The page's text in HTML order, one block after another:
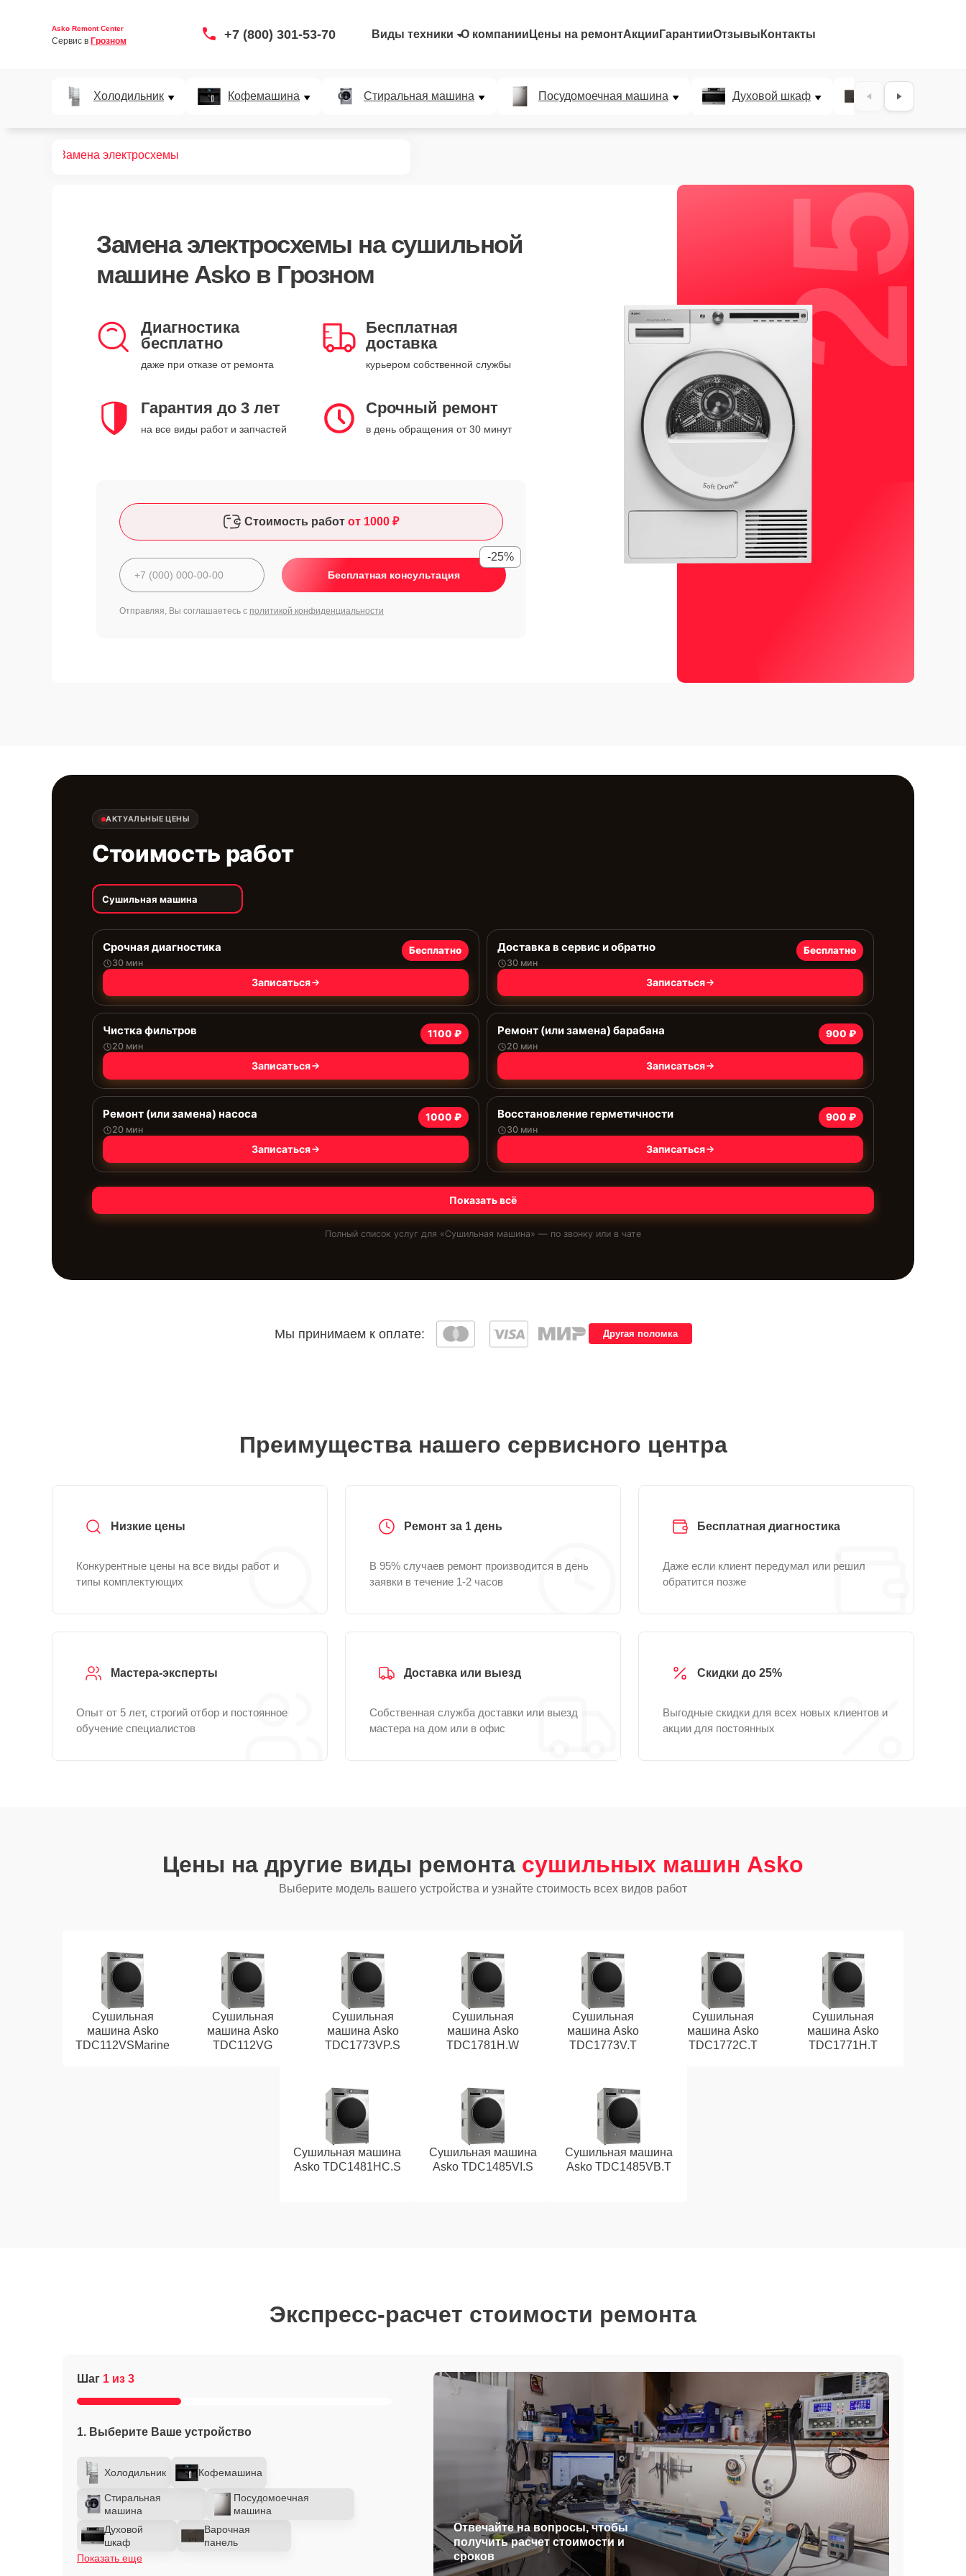
Asko Remont Center
Сервис в Грозном +7 (800) 301-53-70 Виды техники О компании Цены на ремонтАкции ГарантииОтзывы Контакты
Холодильник Кофемашина Стиральная машина Посудомоечная машина Духовой шкаф Варочная
Замена электросхемы
Замена электросхемы на сушильной
машине Asko в Грозном
Диагностика
бесплатно
даже при отказе от ремонта
Бесплатная
доставка
курьером собственной службы
Гарантия до 3 лет
на все виды работ и запчастей
Срочный ремонт
в день обращения от 30 минут
Стоимость работ от 1000 ₽
Бесплатная консультация
-25%
Отправляя, Вы соглашаетесь с политикой конфиденциальности
25%
АКТУАЛЬНЫЕ ЦЕНЫ
Стоимость работ
Сушильная машина
Срочная диагностика
30 мин
Бесплатно
Записаться
Доставка в сервис и обратно
30 мин
Бесплатно
Записаться
Чистка фильтров
20 мин
1100 ₽
Записаться
Ремонт (или замена) барабана
20 мин
900 ₽
Записаться
Ремонт (или замена) насоса
20 мин
1000 ₽
Записаться
Восстановление герметичности
30 мин
900 ₽
Записаться
Показать всё
Полный список услуг для «Сушильная машина» — по звонку или в чате
Мы принимаем к оплате: Другая поломка
Преимущества нашего сервисного центра
Низкие цены
Конкурентные цены на все виды работ и
типы комплектующих
Ремонт за 1 день
В 95% случаев ремонт производится в день
заявки в течение 1-2 часов
Бесплатная диагностика
Даже если клиент передумал или решил
обратится позже
Мастера-эксперты
Опыт от 5 лет, строгий отбор и постоянное
обучение специалистов
Доставка или выезд
Собственная служба доставки или выезд
мастера на дом или в офис
Скидки до 25%
Выгодные скидки для всех новых клиентов и
акции для постоянных
Цены на другие виды ремонта сушильных машин Asko
Выберите модель вашего устройства и узнайте стоимость всех видов работ
Сушильная
машина Asko
TDC112VSMarine
Сушильная
машина Asko
TDC112VG
Сушильная
машина Asko
TDC1773VP.S
Сушильная
машина Asko
TDC1781H.W
Сушильная
машина Asko
TDC1773V.T
Сушильная
машина Asko
TDC1772C.T
Сушильная
машина Asko
TDC1771H.T
Сушильная машина
Asko TDC1481HC.S
Сушильная машина
Asko TDC1485VI.S
Сушильная машина
Asko TDC1485VB.T
Экспресс-расчет стоимости ремонта
Шаг 1 из 3
1. Выберите Ваше устройство
Холодильник Кофемашина
Стиральная
машина
Посудомоечная
машина
Духовой
шкаф
Варочная
панель
Показать еще
Отвечайте на вопросы, чтобы
получить расчет стоимости и
сроков